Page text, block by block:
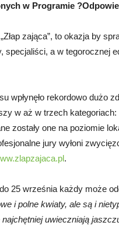
w Programie
zająca”, to okazja by
specjaliści, a w tegorocznej
wpłynęło rekordowo dużo
w aż w trzech
zostały one na poziomie
jury wyłoni
.
25 września każdy może
i polne kwiaty, ale są i
uwieczniają